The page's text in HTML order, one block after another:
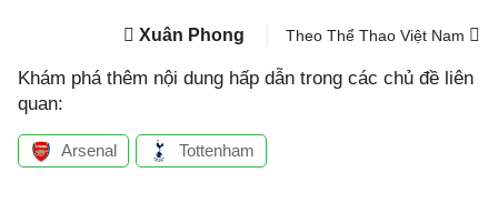
Xuân Phong Theo Thể Thao Việt Nam
Khám phá thêm nội dung hấp dẫn trong các chủ đề liên
quan:
Arsenal Tottenham